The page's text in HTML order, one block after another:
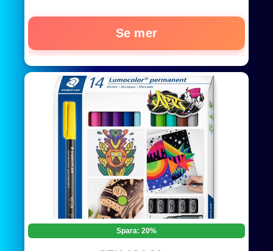
Se mer
Spara: 20%